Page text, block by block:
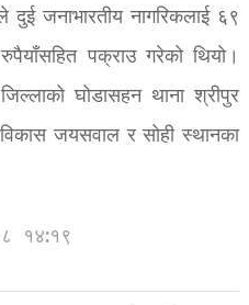
जनाभारतीय नागरिकलाई ६९
पक्राउ गरेको थियो।
घोडासहन थाना श्रीपुर
जयसवाल र सोही स्थानका
१४:१९